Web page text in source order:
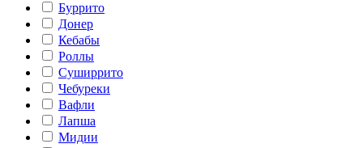
Буррито
Донер
Кебабы
Роллы
Суширрито
Чебуреки
Вафли
Лапша
Мидии